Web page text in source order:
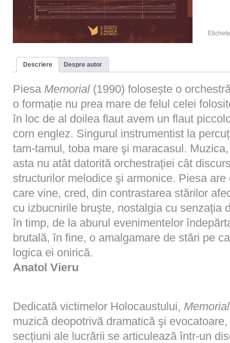
Descriere Despre autor
Piesa Memorial(1990) folosește o
o formație nu prea mare de felul celei
în loc de al doilea flaut avem un flaut
corn englez. Singurul instrumentist la
tam-tamul, toba mare şi maracasul.
asta nu atât datorită orchestrației cât
structurilor melodice şi armonice. Piesa
care vine, cred, din contrastarea stărilor
cu izbucnirile bruște, nostalgia cu senzația
în timp, de la aburul evenimentelor
brutală, în fine, o amalgamare de stări pe
logica ei onirică.
Anatol Vieru
Dedicată victimelor Holocaustului, Memorial
muzică deopotrivă dramatică şi
secțiuni ale lucrării se articulează într-un